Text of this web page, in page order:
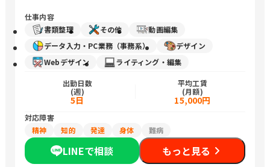
仕事内容
書類整理
その他
動画編集
データ入力・PC業務（事務系）
デザイン
Webデザイン
ライティング・編集
出勤日数
(週)
5日
平均工賃
(月額)
15,000円
対応障害
精神
知的 発達 身体 難病
LINEで相談 もっと見る